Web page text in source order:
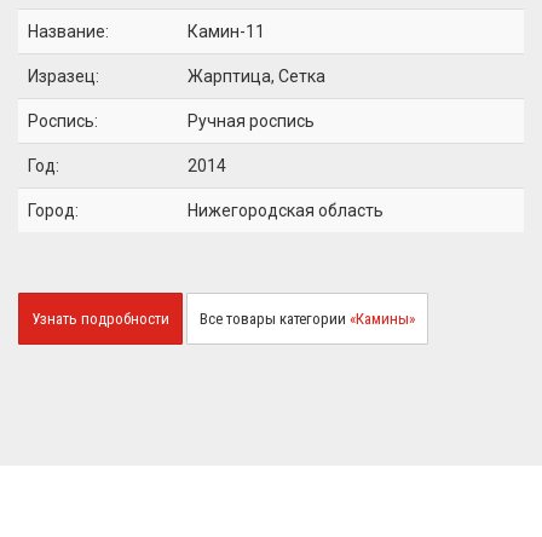
Название: Камин-11
Изразец: Жарптица, Сетка
Роспись: Ручная роспись
Год: 2014
Город: Нижегородская область
Узнать подробности Все товары категории «Камины»